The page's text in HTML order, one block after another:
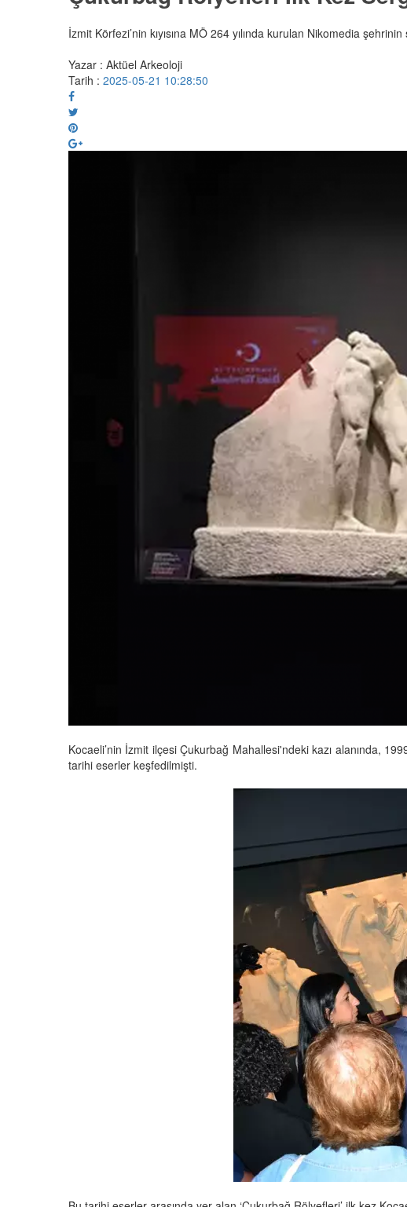
İzmit Körfezi’nin kıyısına MÖ 264 yılında kurulan Nikomedia
Yazar : Aktüel Arkeoloji
Tarih : 2025-05-21 10:28:50
Kocaeli’nin İzmit ilçesi Çukurbağ Mahallesi'ndeki kazı alanında,
tarihi eserler keşfedilmişti.